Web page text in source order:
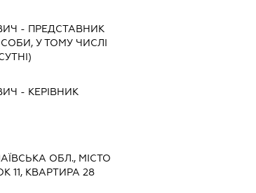
- ПРЕДСТАВНИК
У ТОМУ ЧИСЛІ
- КЕРІВНИК
ОБЛ., МІСТО
11, КВАРТИРА 28